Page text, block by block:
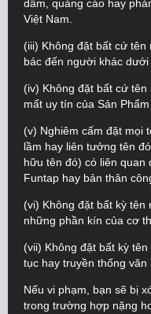
dâm, quảng cáo hay
Việt Nam.
(iii) Không đặt bất cứ tên
bác đến người khác
(iv) Không đặt bất cứ
mất uy tín của Sản
(v) Nghiêm cấm đặt mọi
lầm hay liên tưởng tên
hữu tên đó) có liên quan
Funtap hay bản thân
(vi) Không đặt bất kỳ tên
những phần kín của cơ
(vii) Không đặt bất kỳ
tục hay truyền thống văn
Nếu vi phạm, bạn sẽ bị
trong trường hợp nặng